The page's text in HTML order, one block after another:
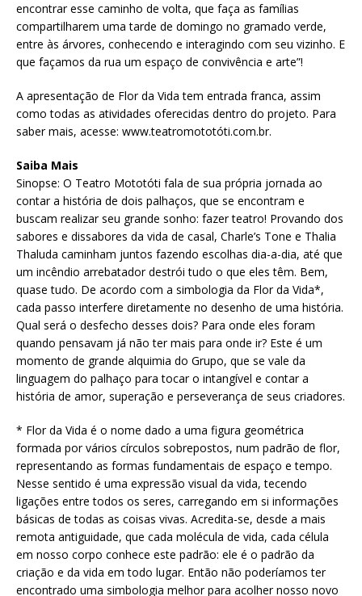
encontrar esse caminho de volta, que faça as famílias
compartilharem uma tarde de domingo no gramado verde,
entre às árvores, conhecendo e interagindo com seu vizinho. E
que façamos da rua um espaço de convivência e arte”!
A apresentação de Flor da Vida tem entrada franca, assim
como todas as atividades oferecidas dentro do projeto. Para
saber mais, acesse: www.teatromototóti.com.br.
Saiba Mais
Sinopse: O Teatro Mototóti fala de sua própria jornada ao
contar a história de dois palhaços, que se encontram e
buscam realizar seu grande sonho: fazer teatro! Provando dos
sabores e dissabores da vida de casal, Charle’s Tone e Thalia
Thaluda caminham juntos fazendo escolhas dia-a-dia, até que
um incêndio arrebatador destrói tudo o que eles têm. Bem,
quase tudo. De acordo com a simbologia da Flor da Vida*,
cada passo interfere diretamente no desenho de uma história.
Qual será o desfecho desses dois? Para onde eles foram
quando pensavam já não ter mais para onde ir? Este é um
momento de grande alquimia do Grupo, que se vale da
linguagem do palhaço para tocar o intangível e contar a
história de amor, superação e perseverança de seus criadores.
* Flor da Vida é o nome dado a uma figura geométrica
formada por vários círculos sobrepostos, num padrão de flor,
representando as formas fundamentais de espaço e tempo.
Nesse sentido é uma expressão visual da vida, tecendo
ligações entre todos os seres, carregando em si informações
básicas de todas as coisas vivas. Acredita-se, desde a mais
remota antiguidade, que cada molécula de vida, cada célula
em nosso corpo conhece este padrão: ele é o padrão da
criação e da vida em todo lugar. Então não poderíamos ter
encontrado uma simbologia melhor para acolher nosso novo